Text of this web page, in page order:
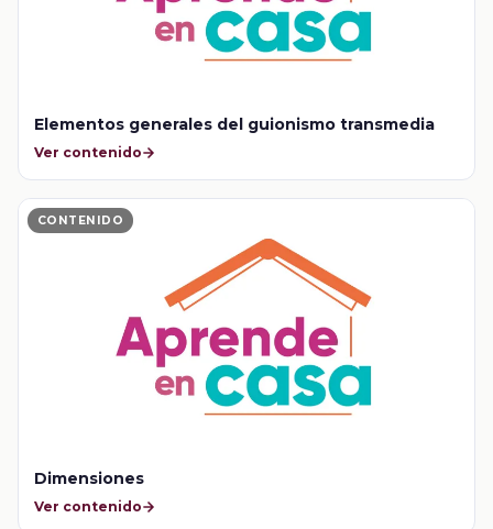
Elementos generales del guionismo transmedia
Ver contenido
CONTENIDO
Dimensiones
Ver contenido